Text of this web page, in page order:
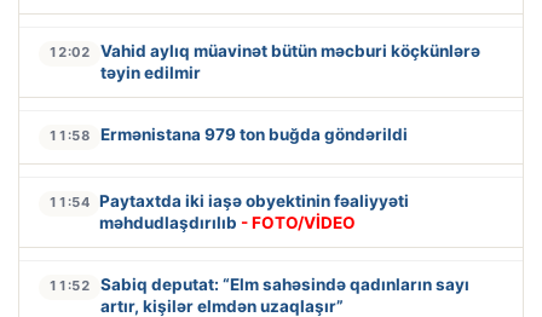
12:02
Vahid aylıq müavinət bütün məcburi köçkünlərə
təyin edilmir
11:58 Ermənistana 979 ton buğda göndərildi
11:54 Paytaxtda iki iaşə obyektinin fəaliyyəti
məhdudlaşdırılıb - FOTO/VİDEO
11:52
Sabiq deputat: “Elm sahəsində qadınların sayı
artır, kişilər elmdən uzaqlaşır”